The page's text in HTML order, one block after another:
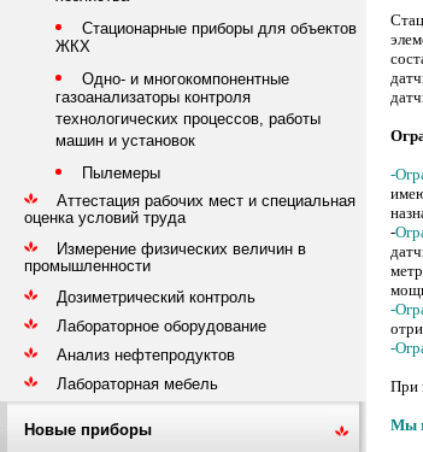
Стационарные приборы для объектов
ЖКХ
Одно- и многокомпонентные
газоанализаторы контроля
технологических процессов, работы
машин и установок
Пылемеры
Аттестация рабочих мест и специальная
оценка условий труда
Измерение физических величин в
промышленности
Дозиметрический контроль
Лабораторное оборудование
Анализ нефтепродуктов
Лабораторная мебель
Новые приборы
-
-
-
-
При
Мы